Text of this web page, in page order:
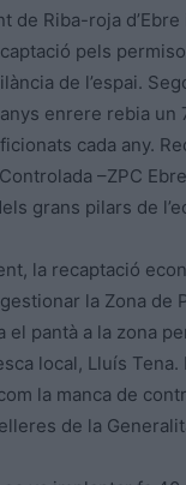
de Riba-roja
pels
de l’espai.
enrere rebia
cada any.
–ZPC
grans pilars de
la recaptació
la Zona de
pantà a la zona
local, Lluís
la manca de
de la